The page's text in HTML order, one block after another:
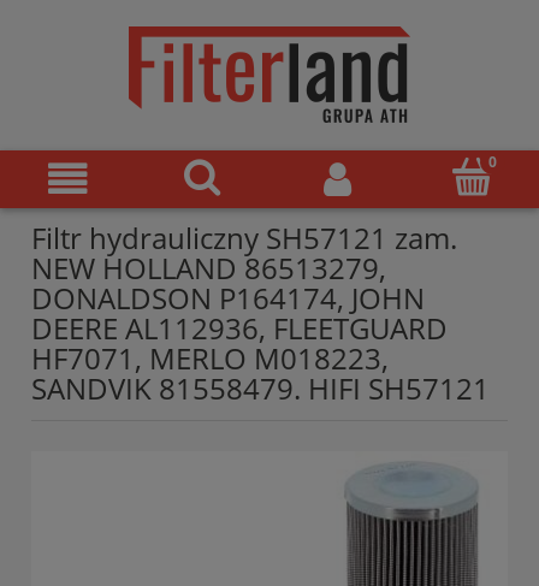
Filtr hydrauliczny SH57121 zam.
NEW HOLLAND 86513279,
DONALDSON P164174, JOHN
DEERE AL112936, FLEETGUARD
HF7071, MERLO M018223,
SANDVIK 81558479. HIFI SH57121